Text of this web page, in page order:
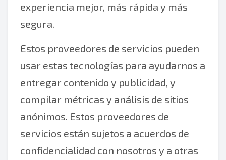
experiencia mejor, más rápida y más
segura.
Estos proveedores de servicios pueden
usar estas tecnologías para ayudarnos a
entregar contenido y publicidad, y
compilar métricas y análisis de sitios
anónimos. Estos proveedores de
servicios están sujetos a acuerdos de
confidencialidad con nosotros y a otras